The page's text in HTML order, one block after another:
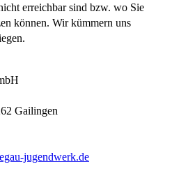
erreichbar sind bzw. wo Sie
können. Wir kümmern uns
Gailingen
jugendwerk.de